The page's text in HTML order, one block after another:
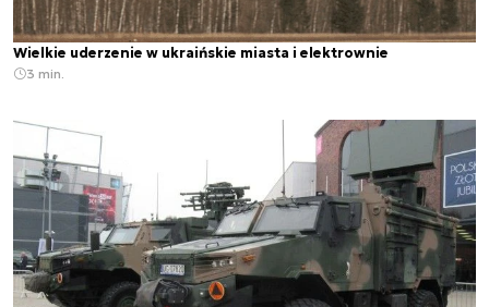
Wielkie uderzenie w ukraińskie miasta i elektrownie
3 min.